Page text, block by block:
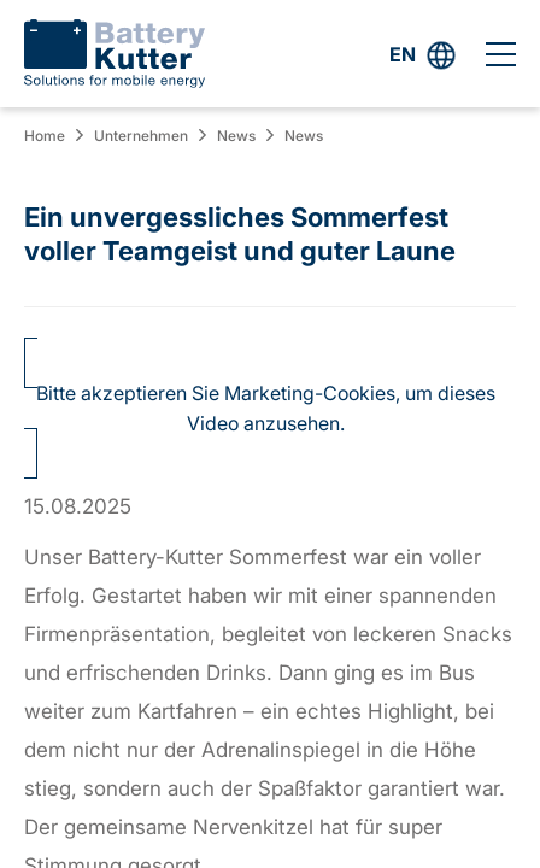
EN
Home Unternehmen News News
Ein unvergessliches Sommerfest
voller Teamgeist und guter Laune
Bitte akzeptieren Sie Marketing-Cookies, um dieses
Video anzusehen.
15.08.2025
Unser Battery-Kutter Sommerfest war ein voller
Erfolg. Gestartet haben wir mit einer spannenden
Firmenpräsentation, begleitet von leckeren Snacks
und erfrischenden Drinks. Dann ging es im Bus
weiter zum Kartfahren – ein echtes Highlight, bei
dem nicht nur der Adrenalinspiegel in die Höhe
stieg, sondern auch der Spaßfaktor garantiert war.
Der gemeinsame Nervenkitzel hat für super